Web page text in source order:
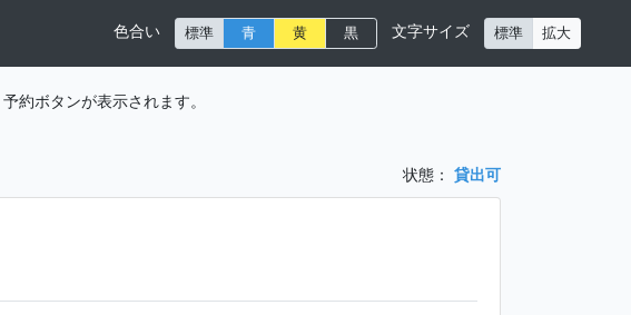
色合い 標準 青 黄 黒 文字サイズ 標準 拡大
約ボタンが表示されます。
状態： 貸出可